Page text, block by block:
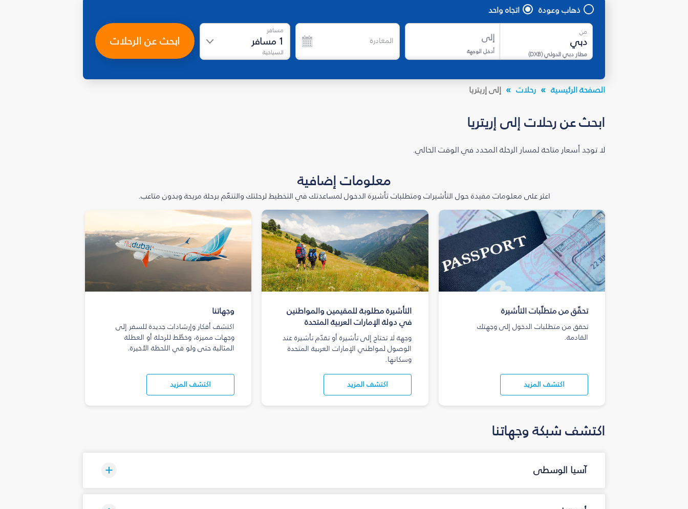
ذهاب وعودة اتجاه واحد
من
مطار دبي الدولي(
DXB
)
إلى
أدخل الوجهة
المغادرة
مسافر
1 مسافر
السياحية
ابحث عن الرحلات
الصفحة الرئيسية رحلات إلى إريتريا
ابحث عن رحلات إلى إريتريا
لا توجد أسعار متاحة لمسار الرحلة المحدد في الوقت الحالي.
معلومات إضافية
اعثر على معلومات مفيدة حول التأشيرات ومتطلبات تأشيرة الدخول لمساعدتك في التخطيط لرحلتك والتنعّم برحلة مريحة وبدون متاعب.
تحقّق من متطلّبات التأشيرة
تحقق من متطلبات الدخول إلى وجهتك
القادمة.
اكتشف المزيد
التأشيرة مطلوبة للمقيمين والمواطنين
في دولة الإمارات العربية المتحدة
وجهة لا تحتاج إلى تأشيرة أو تقدّم تأشيرة عند
الوصول لمواطني الإمارات العربية المتحدة
وسكانها.
اكتشف المزيد
وجهاتنا
اكتشف أفكار وإرشادات جديدة للسفر إلى
وجهات مميزة، وخطّط للرحلة أو العطلة
المثالية حتى ولو في اللحظة الأخيرة.
اكتشف المزيد
اكتشف شبكة وجهاتنا
آسيا الوسطى